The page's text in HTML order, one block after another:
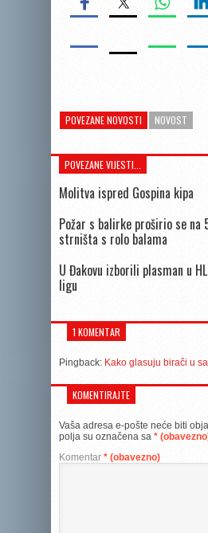
POVEZANE NOVOSTI NOVOST
POVEZANE VIJESTI...
Molitva ispred Gospina kipa
Požar s balirke proširio se na
strništa s rolo balama
U Đakovu izborili plasman u
ligu
1 KOMENTAR
Pingback: Kako glasuju birači u
KOMENTIRAJTE
Vaša adresa e-pošte neće biti
polja su označena sa *
Komentar * (obavezno)